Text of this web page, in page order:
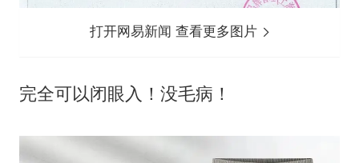
打开网易新闻 查看更多图片
完全可以闭眼入！没毛病！